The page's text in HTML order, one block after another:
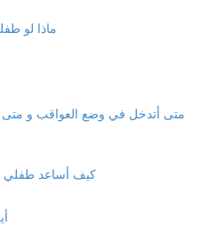
ماذا لو
متى أتدخل في وضع العواقب و متى
كيف أساعد طفلي